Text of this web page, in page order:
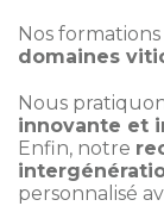
Nos
domaines
Nous
innovante et
Enfin, notre
personnalisé